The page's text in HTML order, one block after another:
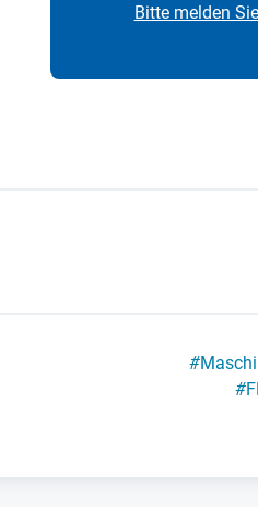
Bitte melden
#
#